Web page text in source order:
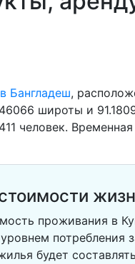
в Бангладеш,
широты и
человек.
проживания в
потребления
будет составлять